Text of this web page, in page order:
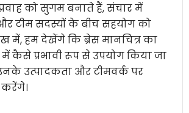
को सुगम बनाते हैं, संचार में
टीम सदस्यों के बीच सहयोग को
में, हम देखेंगे कि ब्रेस मानचित्र का
में कैसे प्रभावी रूप से उपयोग किया जा
उत्पादकता और टीमवर्क पर
करेंगे।